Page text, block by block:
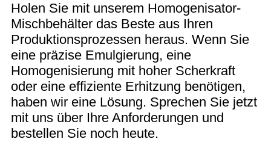
Holen Sie mit unserem Homogenisator-
Mischbehälter das Beste aus Ihren
Produktionsprozessen heraus. Wenn Sie
eine präzise Emulgierung, eine
Homogenisierung mit hoher Scherkraft
oder eine effiziente Erhitzung benötigen,
haben wir eine Lösung. Sprechen Sie jetzt
mit uns über Ihre Anforderungen und
bestellen Sie noch heute.